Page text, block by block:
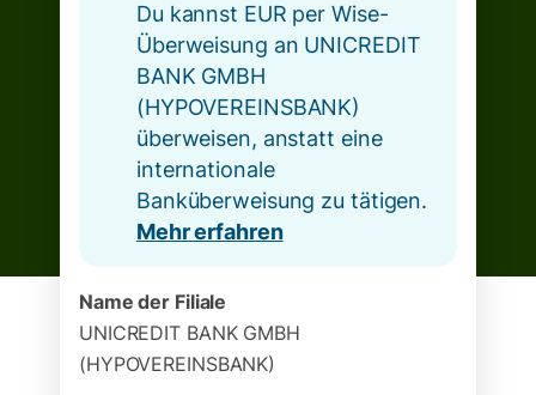
Du kannst EUR per Wise-
Überweisung an UNICREDIT
BANK GMBH
(HYPOVEREINSBANK)
überweisen, anstatt eine
internationale
Banküberweisung zu tätigen.
Mehr erfahren
Name der Filiale
UNICREDIT BANK GMBH
(HYPOVEREINSBANK)